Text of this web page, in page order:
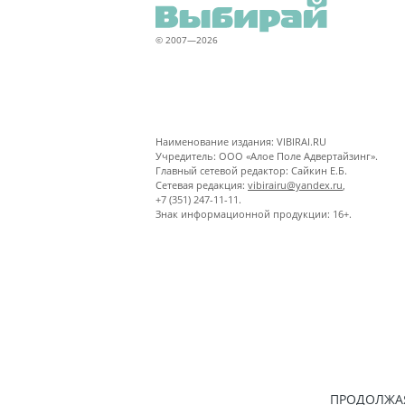
© 2007—2026
Наименование издания: VIBIRAI.RU
Учредитель: ООО «Алое Поле Адвертайзинг».
Главный сетевой редактор: Сайкин Е.Б.
Сетевая редакция: vibirairu@yandex.ru
+7 (351) 247-11-11.
Знак информационной продукции: 16+.